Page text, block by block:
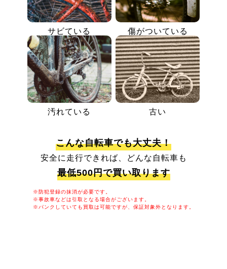
サビている 傷がついている
汚れている 古い
こんな自転車でも大丈夫！
安全に走行できれば、どんな自転車も
最低500円で買い取ります
※防犯登録の抹消が必要です。
※事故車などは引取となる場合がございます。
※パンクしていても買取は可能ですが、保証対象外となります。